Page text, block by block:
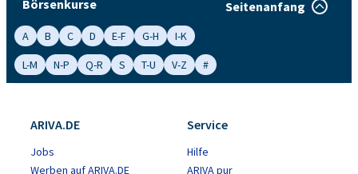
Börsenkurse Seitenanfang
A B C D E-F G-H
I-K
L-M
N-P Q-R S T-U V-Z #
ARIVA.DE
Jobs
Werben auf ARIVA.DE
Service
Hilfe
ARIVA pur